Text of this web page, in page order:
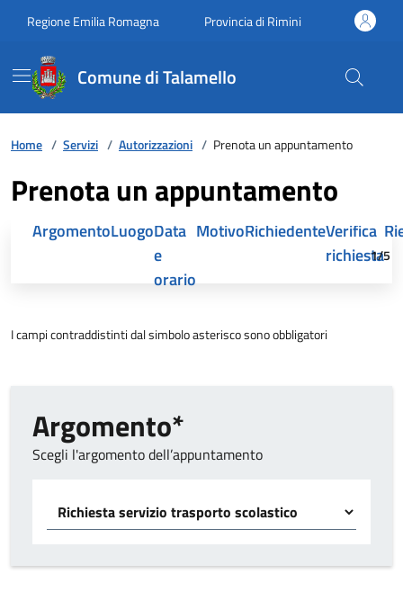
Regione Emilia Romagna Provincia di Rimini
Comune di Talamello
Home / Servizi / Autorizzazioni / Prenota un appuntamento
Prenota un appuntamento
Argomento
Attivo Luogo
AttivoData
e
orario
Attivo Motivo
Attivo Richiedente
Attivo
Verifica
richiesta
Attivo
1/5
I campi contraddistinti dal simbolo asterisco sono obbligatori
Argomento*
Scegli l'argomento dell’appuntamento
Scegliere il servizio